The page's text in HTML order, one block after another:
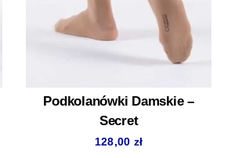
Podkolanówki Damskie –
Secret
128,00 zł